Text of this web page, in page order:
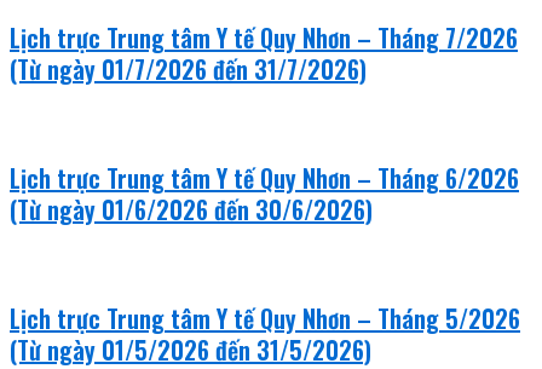
Lịch trực Trung tâm Y tế Quy Nhơn – Tháng 7/2026
(Từ ngày 01/7/2026 đến 31/7/2026)
Lịch trực Trung tâm Y tế Quy Nhơn – Tháng 6/2026
(Từ ngày 01/6/2026 đến 30/6/2026)
Lịch trực Trung tâm Y tế Quy Nhơn – Tháng 5/2026
(Từ ngày 01/5/2026 đến 31/5/2026)